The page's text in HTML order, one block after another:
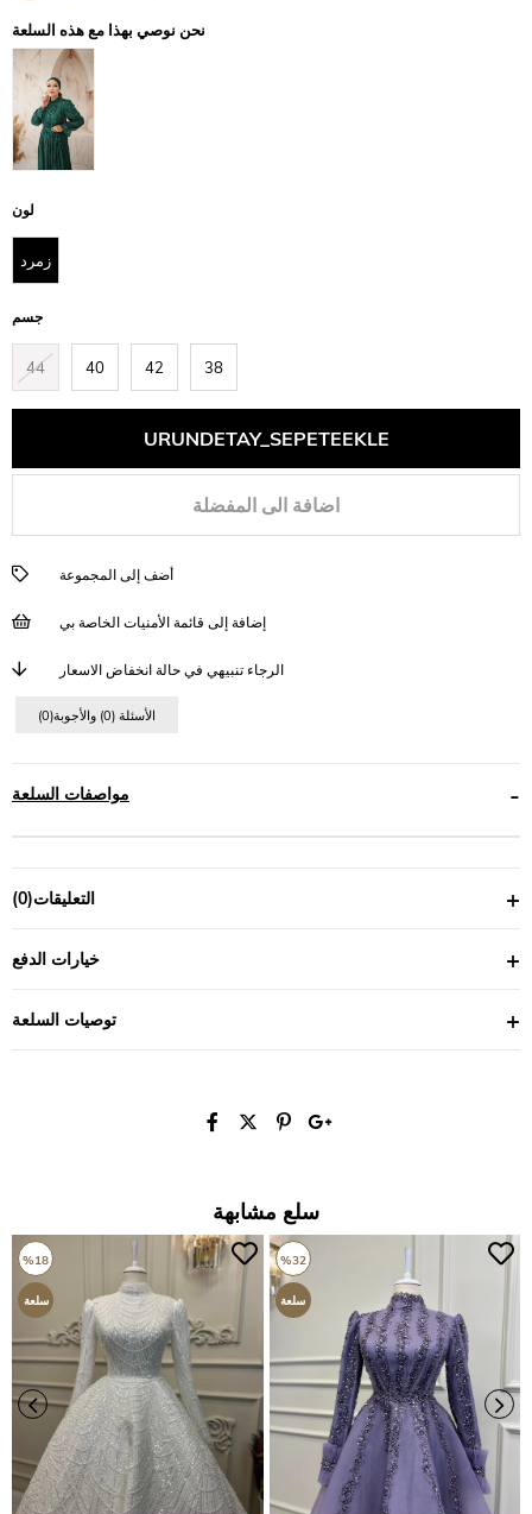
نحن نوصي بهذا مع هذه السلعة
لون
زمرد
جسم
44 40 42 38
اضافة الى المفضلة
أضف إلى المجموعة
إضافة إلى قائمة الأمنيات الخاصة بي
الرجاء تنبيهي في حالة انخفاض الاسعار
(0)الأسئلة (0) والأجوبة
مواصفات السلعة
التعليقات(0)
خيارات الدفع
توصيات السلعة
سلع مشابهة
%18
سلعة
جديدة
%32
سلعة